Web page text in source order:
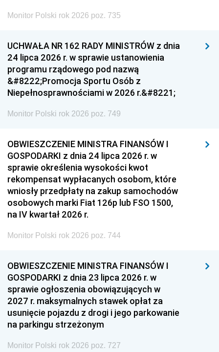
Monitor Polski rok 2026 poz. 735
UCHWAŁA NR 162 RADY MINISTRÓW z dnia
24 lipca 2026 r. w sprawie ustanowienia
programu rządowego pod nazwą
&#8222;Promocja Sportu Osób z
Niepełnosprawnościami w 2026 r.&#8221;
Monitor Polski rok 2026 poz. 749
OBWIESZCZENIE MINISTRA FINANSÓW I
GOSPODARKI z dnia 24 lipca 2026 r. w
sprawie określenia wysokości kwot
rekompensat wypłacanych osobom, które
wniosły przedpłaty na zakup samochodów
osobowych marki Fiat 126p lub FSO 1500,
na IV kwartał 2026 r.
Monitor Polski rok 2026 poz. 744
OBWIESZCZENIE MINISTRA FINANSÓW I
GOSPODARKI z dnia 23 lipca 2026 r. w
sprawie ogłoszenia obowiązujących w
2027 r. maksymalnych stawek opłat za
usunięcie pojazdu z drogi i jego parkowanie
na parkingu strzeżonym
Monitor Polski rok 2026 poz. 727